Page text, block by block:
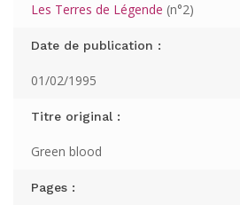
Les Terres de Légende (n°2)
Date de publication :
01/02/1995
Titre original :
Green blood
Pages :